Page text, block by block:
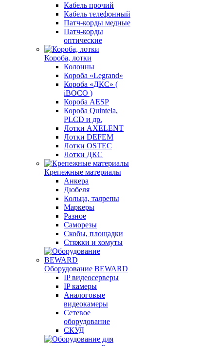
Кабель прочий
Кабель телефонный
Патч-корды медные
Патч-корды
оптические
Короба, лотки
Колонны
Короба «Legrand»
Короба «ДКС» (
iBOCO )
Короба AESP
Короба Quintela,
PLCD и др.
Лотки AXELENT
Лотки DEFEM
Лотки OSTEC
Лотки ДКС
Крепежные материалы
Анкера
Дюбеля
Кольца, талрепы
Маркеры
Разное
Саморезы
Скобы, площадки
Стяжки и хомуты
Оборудование BEWARD
IP видеосерверы
IP камеры
Аналоговые
видеокамеры
Сетевое
оборудование
СКУД